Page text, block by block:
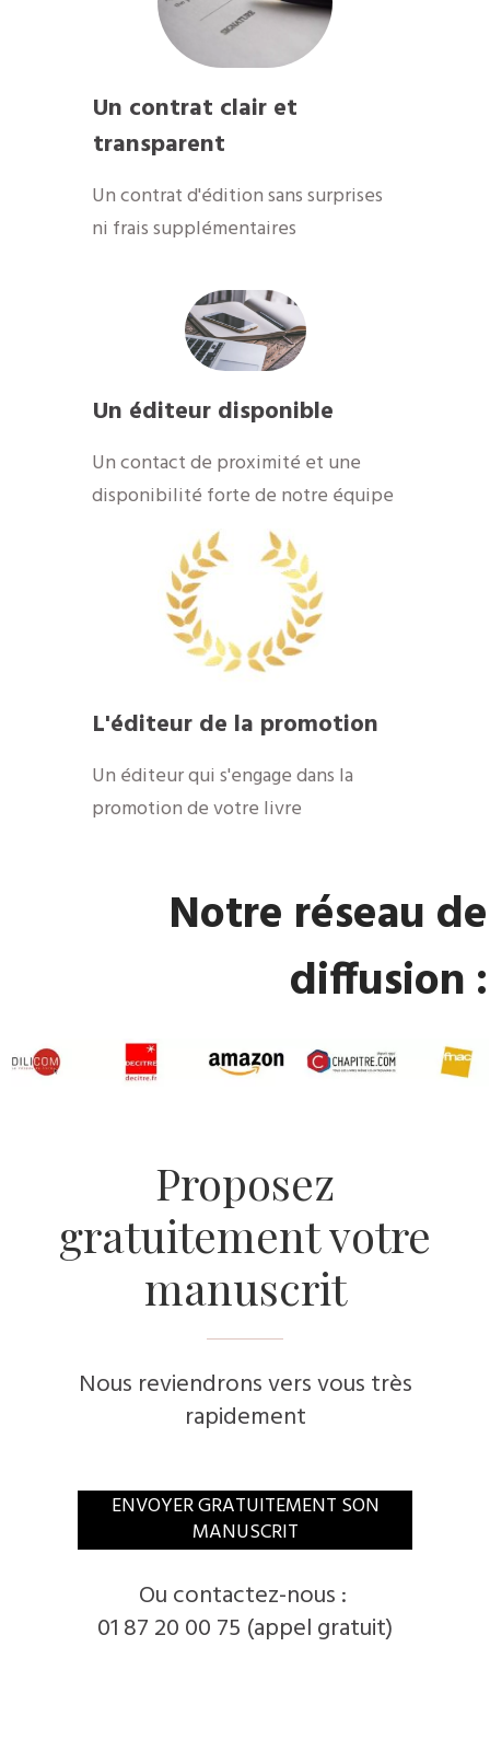
Un contrat clair et
transparent
Un contrat d'édition sans surprises
ni frais supplémentaires
Un éditeur disponible
​Un contact de proximité et une
disponibilité forte de notre équipe
​L'éditeur de la promotion
​Un éditeur qui s'engage dans la
promotion de votre livre
​Notre réseau de
diffusion :
​Proposez
gratuitement votre
manuscrit
Nous reviendrons vers vous très
rapidement
​ENVOYER GRATUITEMENT SON
MANUSCRIT
​Ou contactez-nous :
01 87 20 00 75 (appel gratuit)